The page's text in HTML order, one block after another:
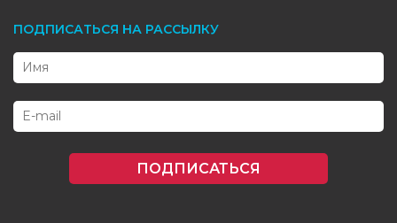
ПОДПИСАТЬСЯ НА РАССЫЛКУ
ПОДПИСАТЬСЯ